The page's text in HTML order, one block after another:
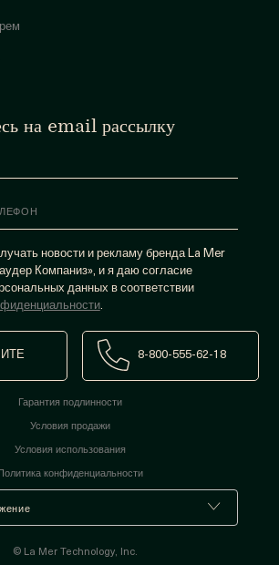
на email рассылку
новости и рекламу бренда La Mer
Компаниз», и я даю согласие
данных в соответствии
.
8-800-555-62-18
Гарантия подлинности
Условия продажи
Условия использования
конфиденциальности
© La Mer Technology, Inc.